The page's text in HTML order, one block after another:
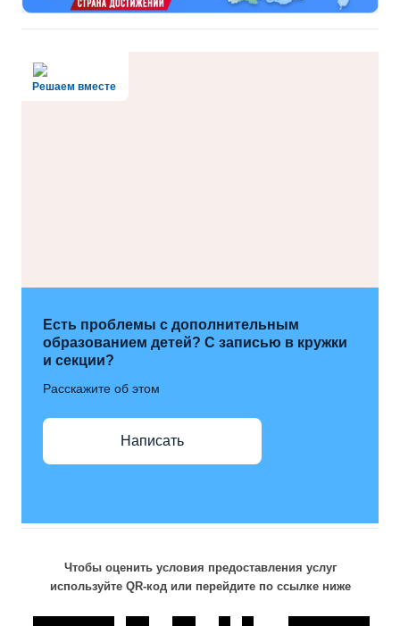
Решаем вместе
Есть проблемы с дополнительным
образованием детей? С записью в кружки
и секции?
Расскажите об этом
Написать
Чтобы оценить условия предоставления услуг
используйте QR-код или перейдите по ссылке ниже